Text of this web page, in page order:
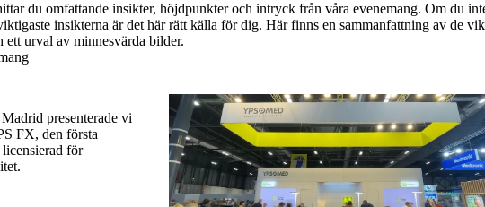
du omfattande insikter, höjdpunkter och intryck från våra evenemang. Om du
insikterna är det här rätt källa för dig. Här finns en sammanfattning av de
ett urval av minnesvärda bilder.
presenterade vi
FX, den första
för